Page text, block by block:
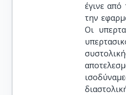
έγινε
την
Οι